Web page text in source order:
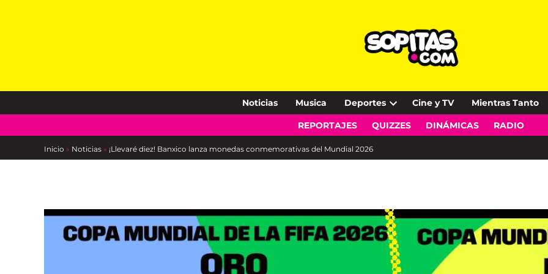
Noticias Musica Deportes
Open
dropdown
Cine y TV Mientras Tanto
REPORTAJES QUIZZES DINÁMICAS RADIO
Inicio » Noticias » ¡Llevaré diez! Banxico lanza monedas conmemorativas del Mundial 2026